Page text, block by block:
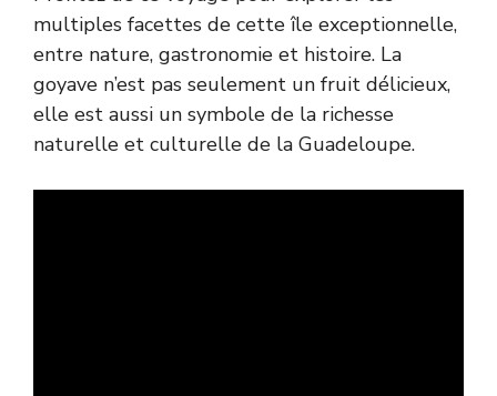
multiples facettes de cette île exceptionnelle,
entre nature, gastronomie et histoire. La
goyave n’est pas seulement un fruit délicieux,
elle est aussi un symbole de la richesse
naturelle et culturelle de la Guadeloupe.